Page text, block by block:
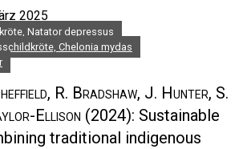
2025
Natator depressus
Chelonia mydas
R. Bradshaw, J. Hunter, S.
Ellison (2024): Sustainable
traditional indigenous